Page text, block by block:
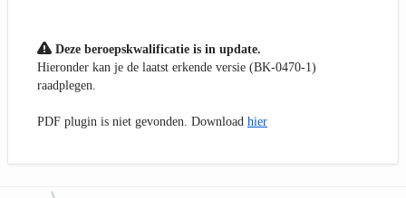
Deze beroepskwalificatie is in update.
Hieronder kan je de laatst erkende versie (BK-0470-1)
raadplegen.
PDF plugin is niet gevonden. Download hier